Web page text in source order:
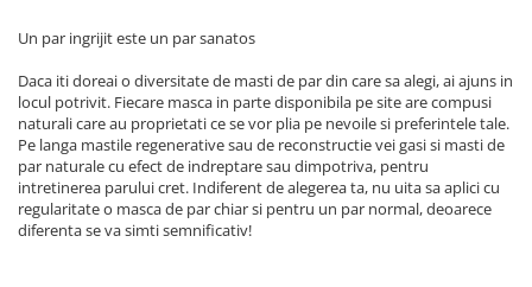
Un par ingrijit este un par sanatos
Daca iti doreai o diversitate de masti de par din care sa alegi, ai ajuns in
locul potrivit. Fiecare masca in parte disponibila pe site are compusi
naturali care au proprietati ce se vor plia pe nevoile si preferintele tale.
Pe langa mastile regenerative sau de reconstructie vei gasi si masti de
par naturale cu efect de indreptare sau dimpotriva, pentru
intretinerea parului cret. Indiferent de alegerea ta, nu uita sa aplici cu
regularitate o masca de par chiar si pentru un par normal, deoarece
diferenta se va simti semnificativ!